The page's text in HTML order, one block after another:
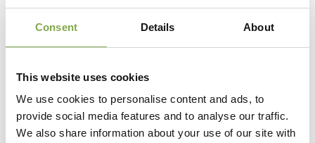
Consent Details About
This website uses cookies
We use cookies to personalise content and ads, to
provide social media features and to analyse our traffic.
We also share information about your use of our site with
Favignana è l’isola più grande dell’arcipelago
perlopiù rocciosa e frastagliata, bagnata da
acque cristalline, un borgo suggestivo, splendidi